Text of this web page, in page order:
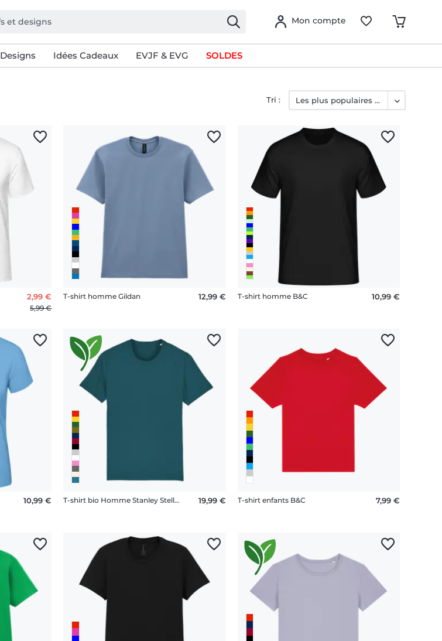
Mon compte
Designs Idées Cadeaux EVJF & EVG SOLDES
Tri :
2,99 €
5,99 €
T-shirt homme Gildan 12,99 € T-shirt homme B&C 10,99 €
10,99 € T-shirt bio Homme Stanley Stella 2.0 19,99 € T-shirt enfants B&C 7,99 €